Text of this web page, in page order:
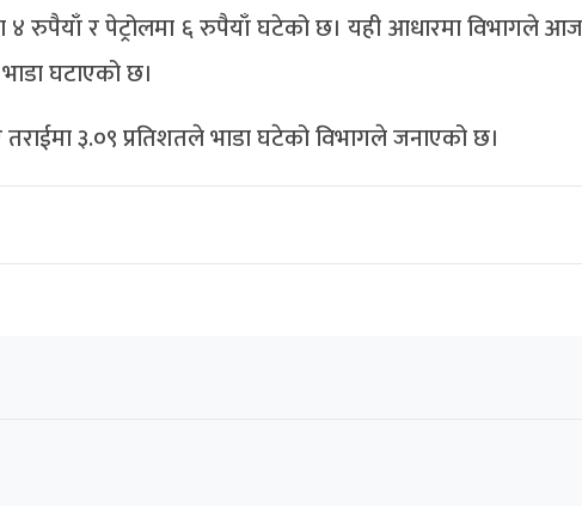
४ रुपैयाँ र पेट्रोलमा ६ रुपैयाँ घटेको छ। यही आधारमा विभागले
घटाएको छ।
३.०९ प्रतिशतले भाडा घटेको विभागले जनाएको छ।